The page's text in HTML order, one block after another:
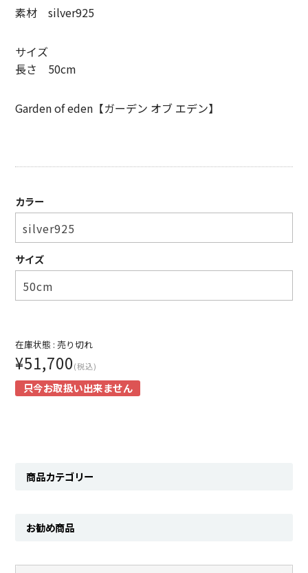
POST O’ALLS【ポストオーバーオールズ】
superNova.【スーパーノヴァ】
TAUPE【トープ】
ULTERIOR【アルテリア】
URU TOKYO【ウル トーキョー】
WEST’S OVERALLS【ウエストオーバーオールズ】
ITEM
SHIRT
素材 silver925
サイズ
長さ 50cm
Garden of eden【ガーデン オブ エデン】
カラー
サイズ
在庫状態 : 売り切れ
¥51,700(税込)
只今お取扱い出来ません
商品カテゴリー
お勧め商品